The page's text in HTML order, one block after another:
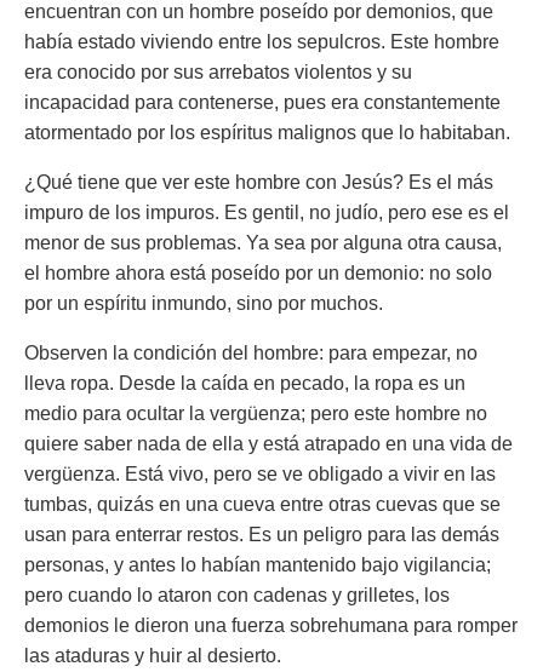
encuentran con un hombre poseído por demonios, que
había estado viviendo entre los sepulcros. Este hombre
era conocido por sus arrebatos violentos y su
incapacidad para contenerse, pues era constantemente
atormentado por los espíritus malignos que lo habitaban.
¿Qué tiene que ver este hombre con Jesús? Es el más
impuro de los impuros. Es gentil, no judío, pero ese es el
menor de sus problemas. Ya sea por alguna otra causa,
el hombre ahora está poseído por un demonio: no solo
por un espíritu inmundo, sino por muchos.
Observen la condición del hombre: para empezar, no
lleva ropa. Desde la caída en pecado, la ropa es un
medio para ocultar la vergüenza; pero este hombre no
quiere saber nada de ella y está atrapado en una vida de
vergüenza. Está vivo, pero se ve obligado a vivir en las
tumbas, quizás en una cueva entre otras cuevas que se
usan para enterrar restos. Es un peligro para las demás
personas, y antes lo habían mantenido bajo vigilancia;
pero cuando lo ataron con cadenas y grilletes, los
demonios le dieron una fuerza sobrehumana para romper
las ataduras y huir al desierto.